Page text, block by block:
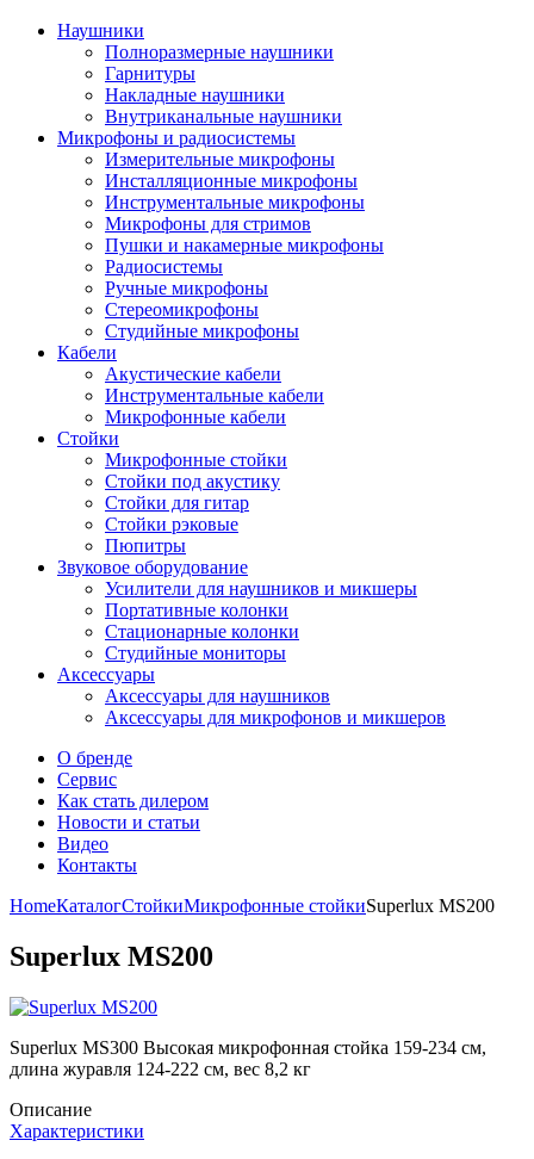
Наушники
Полноразмерные наушники
Гарнитуры
Накладные наушники
Внутриканальные наушники
Микрофоны и радиосистемы
Измерительные микрофоны
Инсталляционные микрофоны
Инструментальные микрофоны
Микрофоны для стримов
Пушки и накамерные микрофоны
Радиосистемы
Ручные микрофоны
Стереомикрофоны
Студийные микрофоны
Кабели
Акустические кабели
Инструментальные кабели
Микрофонные кабели
Стойки
Микрофонные стойки
Стойки под акустику
Стойки для гитар
Стойки рэковые
Пюпитры
Звуковое оборудование
Усилители для наушников и микшеры
Портативные колонки
Стационарные колонки
Студийные мониторы
Аксессуары
Аксессуары для наушников
Аксессуары для микрофонов и микшеров
О бренде
Сервис
Как стать дилером
Новости и статьи
Видео
Контакты
HomeКаталогСтойкиМикрофонные стойкиSuperlux MS200
Superlux MS200
Superlux MS300 Высокая микрофонная стойка 159-234 см,
длина журавля 124-222 см, вес 8,2 кг
Описание
Характеристики